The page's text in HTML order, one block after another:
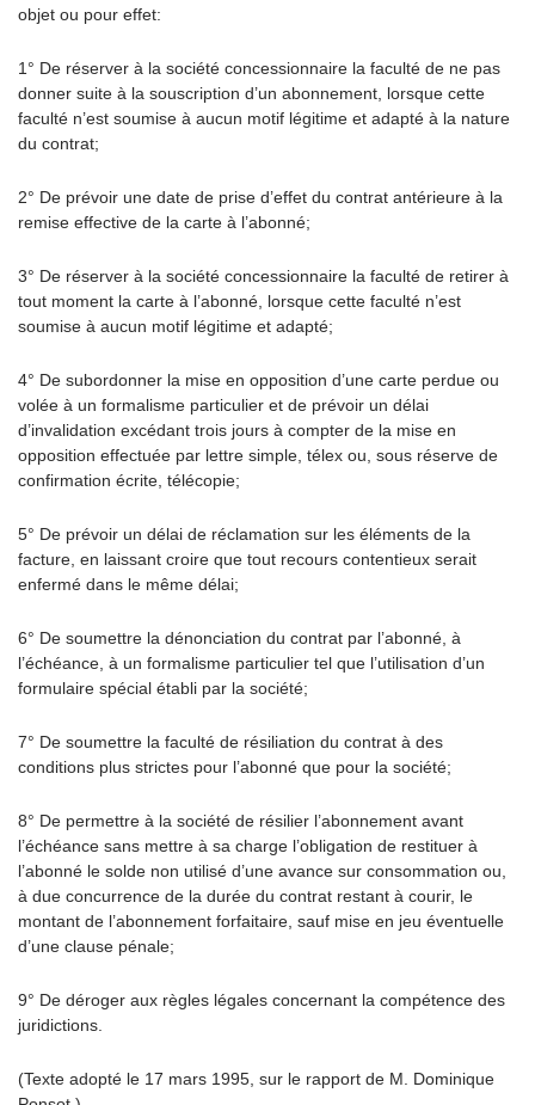
objet ou pour effet:
1° De réserver à la société concessionnaire la faculté de ne pas
donner suite à la souscription d’un abonnement, lorsque cette
faculté n’est soumise à aucun motif légitime et adapté à la nature
du contrat;
2° De prévoir une date de prise d’effet du contrat antérieure à la
remise effective de la carte à l’abonné;
3° De réserver à la société concessionnaire la faculté de retirer à
tout moment la carte à l’abonné, lorsque cette faculté n’est
soumise à aucun motif légitime et adapté;
4° De subordonner la mise en opposition d’une carte perdue ou
volée à un formalisme particulier et de prévoir un délai
d’invalidation excédant trois jours à compter de la mise en
opposition effectuée par lettre simple, télex ou, sous réserve de
confirmation écrite, télécopie;
5° De prévoir un délai de réclamation sur les éléments de la
facture, en laissant croire que tout recours contentieux serait
enfermé dans le même délai;
6° De soumettre la dénonciation du contrat par l’abonné, à
l’échéance, à un formalisme particulier tel que l’utilisation d’un
formulaire spécial établi par la société;
7° De soumettre la faculté de résiliation du contrat à des
conditions plus strictes pour l’abonné que pour la société;
8° De permettre à la société de résilier l’abonnement avant
l’échéance sans mettre à sa charge l’obligation de restituer à
l’abonné le solde non utilisé d’une avance sur consommation ou,
à due concurrence de la durée du contrat restant à courir, le
montant de l’abonnement forfaitaire, sauf mise en jeu éventuelle
d’une clause pénale;
9° De déroger aux règles légales concernant la compétence des
juridictions.
(Texte adopté le 17 mars 1995, sur le rapport de M. Dominique